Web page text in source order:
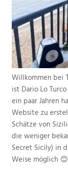
Willkommen bei
ist Dario Lo
ein paar Jahren
Website zu
Schätze von
die weniger
Secret Sicily) in
Weise möglich